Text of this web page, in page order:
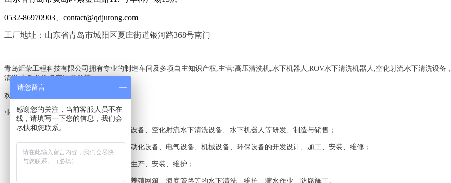
0532-86970903、contact@qdjurong.com
工厂地址：山东省青岛市城阳区夏庄街道银河路368号南门
青岛炬荣工程科技有限公司拥有专业的制造车间及多项自主知识产权,主营:高压清洗机,水下机器人,ROV水下清洗机器人,空化射流水下清洗设备，
清淤,自动化设备定制开发等,
欢迎电询:18560612551,18561519087
业务范围：
工业高压清洗机、新型环保水喷沙设备、空化射流水下清洗设备、水下机器人等研发、制造与销售；
各类非标设备、工业设备、机电自动化设备、电气设备、机械设备、环保设备的开发设计、加工、安装、维修；
自动化生产线及配套装置的设计、生产、安装、维护；
专业工程施工：船舶、海洋平台、养殖网箱、海底管路等的水下清洗、维护、潜水作业、防腐施工。
请您留言
感谢您的关注，当前客服人员不在
线，请填写一下您的信息，我们会
尽快和您联系。